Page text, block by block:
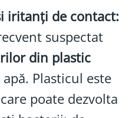
iritanți de contact:
suspectat
din plastic
Plasticul este
poate dezvolta